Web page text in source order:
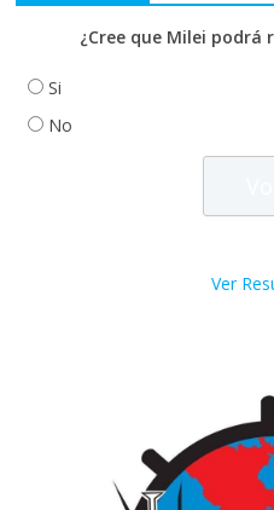
¿Cree que Milei podrá
Si
No
Ver